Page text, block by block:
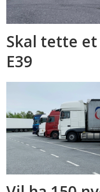
Skal tette
E39